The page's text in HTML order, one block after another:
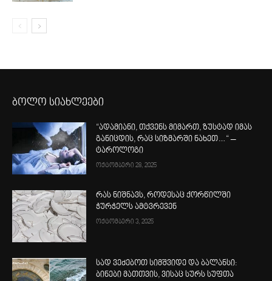
ბოლო სიახლეები
“ადამიანი, თქვენს მიმართ, ზუსტად იმას
განიცდის, რაც სიზმარში ნახეთ…“ –
ტაროლოგი
ოქტომბერი 28, 2025
რას ნიშნავს, როდესაც ქორწილში
ჭურჭელს ამტვრევენ
ოქტომბერი 3, 2025
სად ვეძებოთ სიმშვიდე და ბალანსი:
ბინები მათთვის, ვისაც სურს სუფთა